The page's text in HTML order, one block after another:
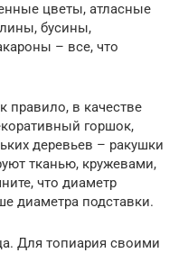
цветы, атласные
бусины,
– все, что
правило, в качестве
горшок,
деревьев – ракушки
тканью, кружевами,
что диаметр
диаметра подставки.
Для топиария своими